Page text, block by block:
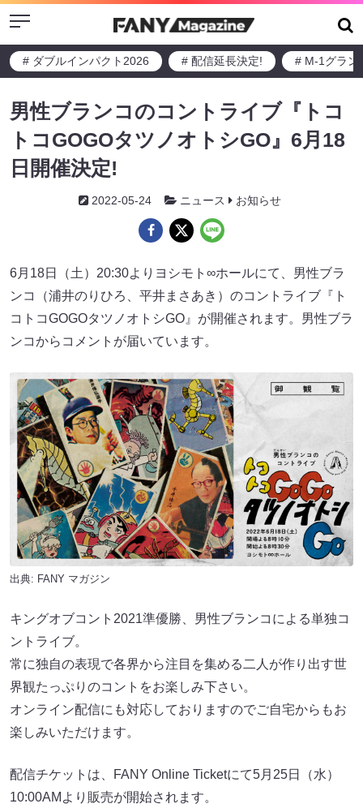
Menu
# ダブルインパクト2026 # 配信延長決定! # M-1グラン
男性ブランコのコントライブ『トコ
トコGOGOタツノオトシGO』6月18
日開催決定!
2022-05-24 ニュース お知らせ
6月18日（土）20:30よりヨシモト∞ホールにて、男性ブラ
ンコ（浦井のりひろ、平井まさあき）のコントライブ『ト
コトコGOGOタツノオトシGO』が開催されます。男性ブラ
ンコからコメントが届いています。
出典: FANY マガジン
キングオブコント2021準優勝、男性ブランコによる単独コ
ントライブ。
常に独自の表現で各界から注目を集める二人が作り出す世
界観たっぷりのコントをお楽しみ下さい。
オンライン配信にも対応しておりますのでご自宅からもお
楽しみいただけます。
配信チケットは、FANY Online Ticketにて5月25日（水）
10:00AMより販売が開始されます。